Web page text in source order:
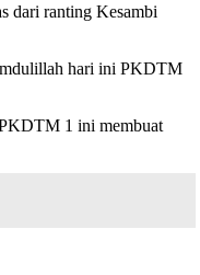
dari ranting Kesambi
hari ini PKDTM
1 ini membuat